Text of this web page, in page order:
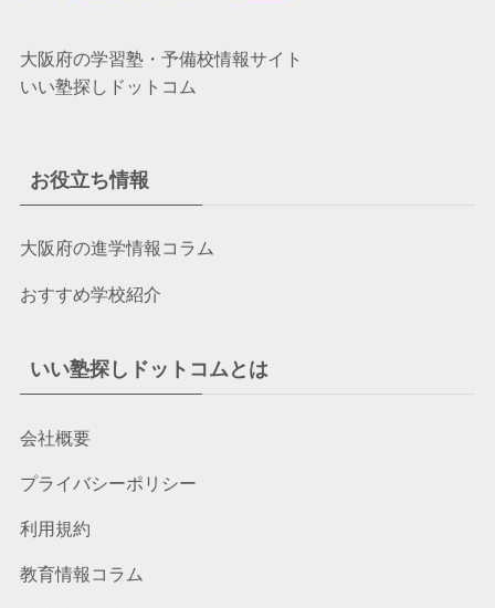
大阪府の学習塾・予備校情報サイト
いい塾探しドットコム
お役立ち情報
大阪府の進学情報コラム
おすすめ学校紹介
いい塾探しドットコムとは
会社概要
プライバシーポリシー
利用規約
教育情報コラム